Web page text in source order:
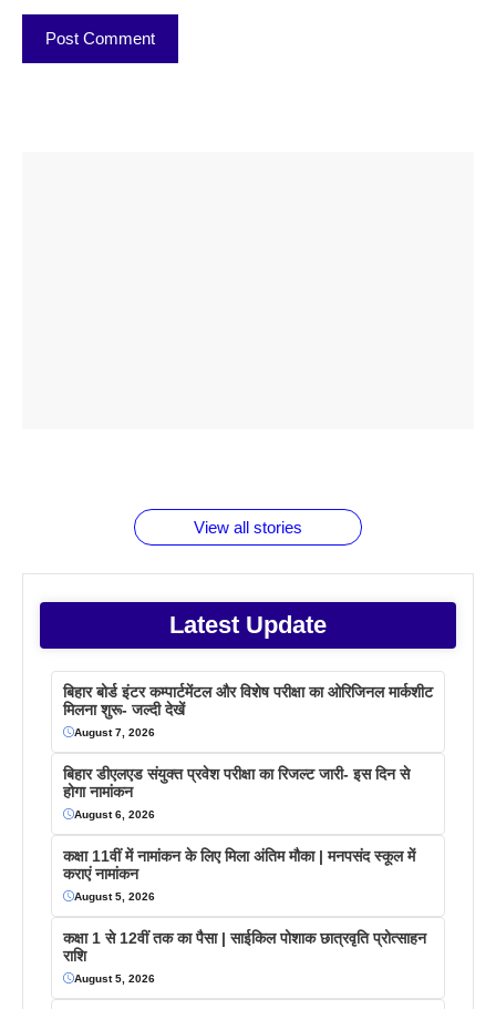
View all stories
Latest Update
बिहार बोर्ड इंटर कम्पार्टमेंटल और विशेष परीक्षा का ओरिजिनल मार्कशीट
मिलना शुरू- जल्दी देखें
August 7, 2026
बिहार डीएलएड संयुक्त प्रवेश परीक्षा का रिजल्ट जारी- इस दिन से
होगा नामांकन
August 6, 2026
कक्षा 11वीं में नामांकन के लिए मिला अंतिम मौका | मनपसंद स्कूल में
कराएं नामांकन
August 5, 2026
कक्षा 1 से 12वीं तक का पैसा | साईकिल पोशाक छात्रवृति प्रोत्साहन
राशि
August 5, 2026